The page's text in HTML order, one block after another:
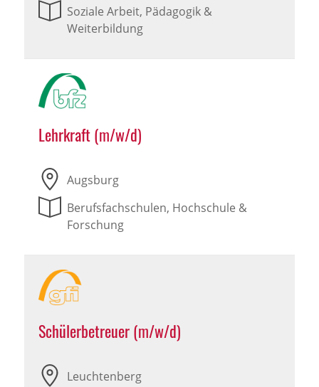
Soziale Arbeit, Pädagogik &
Weiterbildung
Lehrkraft (m/w/d)
Augsburg
Berufsfachschulen, Hochschule &
Forschung
Schülerbetreuer (m/w/d)
Leuchtenberg